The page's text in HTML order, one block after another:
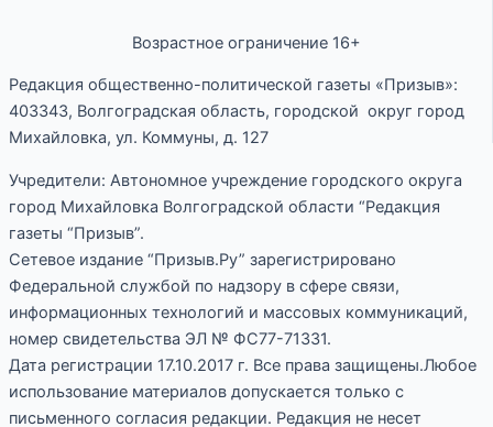
Возрастное ограничение 16+
Редакция общественно-политической газеты «Призыв»:
403343, Волгоградская область, городской округ город
Михайловка, ул. Коммуны, д. 127
Учредители: Автономное учреждение городского округа
город Михайловка Волгоградской области “Редакция
газеты “Призыв”.
Сетевое издание “Призыв.Ру” зарегистрировано
Федеральной службой по надзору в сфере связи,
информационных технологий и массовых коммуникаций,
номер свидетельства ЭЛ № ФС77-71331.
Дата регистрации 17.10.2017 г. Все права защищены.Любое
использование материалов допускается только с
письменного согласия редакции. Редакция не несет